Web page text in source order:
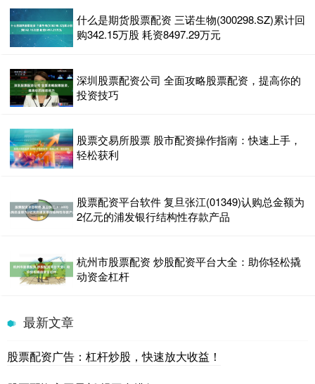
什么是期货股票配资 三诺生物(300298.SZ)累计回
购342.15万股 耗资8497.29万元
深圳股票配资公司 全面攻略股票配资，提高你的
投资技巧
股票交易所股票 股市配资操作指南：快速上手，
轻松获利
股票配资平台软件 复旦张江(01349)认购总金额为
2亿元的浦发银行结构性存款产品
杭州市股票配资 炒股配资平台大全：助你轻松撬
动资金杠杆
最新文章
股票配资广告：杠杆炒股，快速放大收益！